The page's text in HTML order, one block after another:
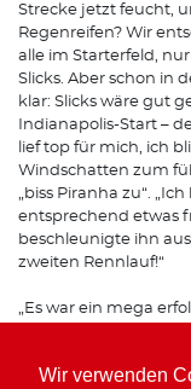
Wir verwenden
Strecke jetzt feucht,
Regenreifen? Wir
alle im Starterfeld,
Slicks. Aber schon in
klar: Slicks wäre gut
Indianapolis-Start –
lief top für mich, ich
Windschatten zum
„biss Piranha zu“.
entsprechend etwas
beschleunigte ihn
zweiten Rennlauf!“
„Es war ein mega
die Pokale sind
Null zu sehen“,
Zwischenwertung der